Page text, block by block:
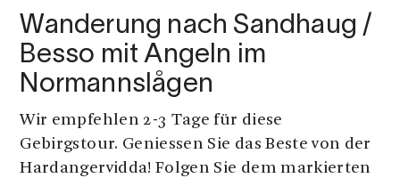
Wanderung nach Sandhaug /
Besso mit Angeln im
Normannslågen
Wir empfehlen 2-3 Tage für diese
Gebirgstour. Geniessen Sie das Beste von der
Hardangervidda! Folgen Sie dem markierten